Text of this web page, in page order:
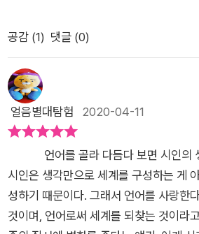
지 객원 교수, 겸임 교수는 뭘까. 과장이
뭘까. 말을 가져다 붙이는 데에는 돈이 들
리는 걸까. 돈보다 더 소중한 걸 잃고 있
고, 어디에서고, 어디에라도 쓰고 또 쓴
이 나만의 방식으로!”라고 말이다. 우리
없이 많다. 처음에는 어떤 장르를 고집하
닥치는 대로 쓰는 훈련을 하리라 생각한
좋고, 어디를 가면 여행기, 수필과 시, 짤
로 쓰는 것이다. 내용 자체는 차후 일이고
하기로 한다. 이렇게 쓰기를 계속 하다 보
전이 되리라 믿기 때문이다. 바로 이러한
만의 놀라운 작품에서의 통찰력들이지
바로 '글쓰기'에 관련한 내용이다. 첫 장
에 가장 많이 느껴졌떤건 어머니에 대한
해서 자식들을 길러낸 어머니에 대한 애
며 나도 엄마가 생각이 났었고, 글쓰기를
에서는 타고난게 다른 글쟁이들에 대한
읽었을때의 감동이 전해져 내가 생각해
명이 분명하다고 생각이 들었다.그리고
다. 유신녀혹은 박 라이방 라고 부르는
님을 실랄하게 돌려서 이야기할때는 카
다.개인적으로 좋았던 글을 몇개 꼽아보
글이 기억에 남는다. 자신의 치매의 기준
공감 (1) 댓글 (0)
얼음별대탐험 2020-04-11
언어를 골라 다듬다 보면 시인의
시인은 생각만으로 세계를 구성하는 게
성하기 때문이다. 그래서 언어를 사랑한
것이며, 언어로써 세계를 되찾는 것이라